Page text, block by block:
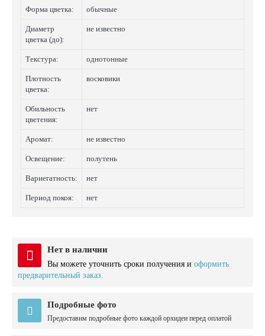
Форма цветка: обычные
Диаметр
цветка (до):
не известно
Текстура: однотонные
Плотность
цветка:
восковики
Обильность
цветения:
нет
Аромат: не известно
Освещение: полутень
Вариегатность: нет
Период покоя: нет
Нет в наличии
Вы можете уточнить сроки получения и оформить
предварительный заказ.
Подробные фото
Предоставим подробные фото каждой орхидеи перед оплатой